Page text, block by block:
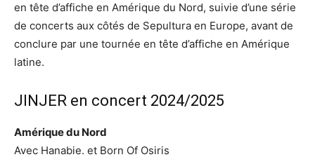
en tête d’affiche en Amérique du Nord, suivie d’une série
de concerts aux côtés de Sepultura en Europe, avant de
conclure par une tournée en tête d’affiche en Amérique
latine.
JINJER en concert 2024/2025
Amérique du Nord
Avec Hanabie. et Born Of Osiris